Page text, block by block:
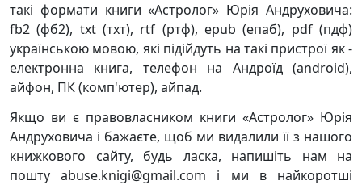
такі формати книги «Астролог» Юрія Андруховича:
fb2 (фб2), txt (тхт), rtf (ртф), epub (епаб), pdf (пдф)
українською мовою, які підійдуть на такі пристрої як -
електронна книга, телефон на Андроїд (android),
айфон, ПК (комп'ютер), айпад.
Якщо ви є правовласником книги «Астролог» Юрія
Андруховича і бажаєте, щоб ми видалили її з нашого
книжкового сайту, будь ласка, напишіть нам на
пошту abuse.knigi@gmail.com і ми в найкоротші